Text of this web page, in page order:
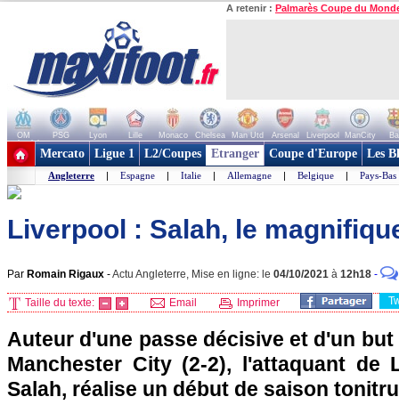
A retenir : Palmarès Coupe du
OM PSG Lyon Lille Monaco Chelsea Man Utd Arsenal Liverpool ManCity
+ de clubs
Mercato Ligue 1 L2/Coupes Etranger Coupe d'Europe Les
Angleterre | Espagne | Italie | Allemagne | Belgique | Pays-Bas
Liverpool : Salah, le
Par Romain Rigaux -Actu Angleterre, Mise en ligne: le 04/10/2021 à 12h18 -
Taille du texte: Email Imprimer
Auteur d'une passe décisive et d'un
Manchester City (2-2), l'attaquant de
Salah, réalise un début de saison